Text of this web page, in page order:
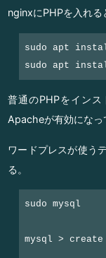
nginxにPHPを入れ
sudo apt
sudo apt
普通のPHPをイン
Apacheが有効になっ
ワードプレスが使う
る。
sudo mysql
mysql >